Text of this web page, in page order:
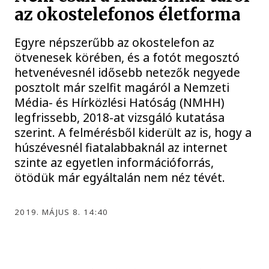
az okostelefonos életforma
Egyre népszerűbb az okostelefon az
ötvenesek körében, és a fotót megosztó
hetvenévesnél idősebb netezők negyede
posztolt már szelfit magáról a Nemzeti
Média- és Hírközlési Hatóság (NMHH)
legfrissebb, 2018-at vizsgáló kutatása
szerint. A felmérésből kiderült az is, hogy a
húszévesnél fiatalabbaknál az internet
szinte az egyetlen információforrás,
ötödük már egyáltalán nem néz tévét.
2019. MÁJUS 8. 14:40